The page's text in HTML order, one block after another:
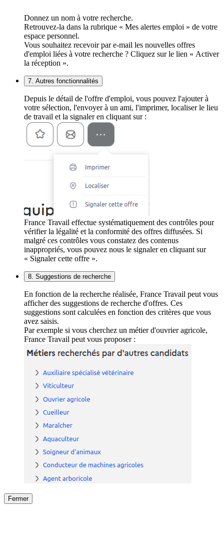
Donnez un nom à votre recherche.
Retrouvez-la dans la rubrique « Mes alertes emploi » de votre
espace personnel.
Vous souhaitez recevoir par e-mail les nouvelles offres
d'emploi liées à votre recherche ? Cliquez sur le lien « Activer
la réception ».
7. Autres fonctionnalités
Depuis le détail de l'offre d'emploi, vous pouvez l'ajouter à
votre sélection, l'envoyer à un ami, l'imprimer, localiser le lieu
de travail et la signaler en cliquant sur :
France Travail effectue systématiquement des contrôles pour
vérifier la légalité et la conformité des offres diffusées. Si
malgré ces contrôles vous constatez des contenus
inappropriés, vous pouvez nous le signaler en cliquant sur
« Signaler cette offre ».
8. Suggestions de recherche
En fonction de la recherche réalisée, France Travail peut vous
afficher des suggestions de recherche d'offres. Ces
suggestions sont calculées en fonction des critères que vous
avez saisis.
Par exemple si vous cherchez un métier d'ouvrier agricole,
France Travail peut vous proposer :
Fermer